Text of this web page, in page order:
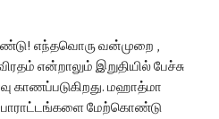
என்றாலும் இறுதியில் பேச்சு
காணப்படுகிறது. மஹாத்மா
போராட்டங்களை மேற்கொண்டு